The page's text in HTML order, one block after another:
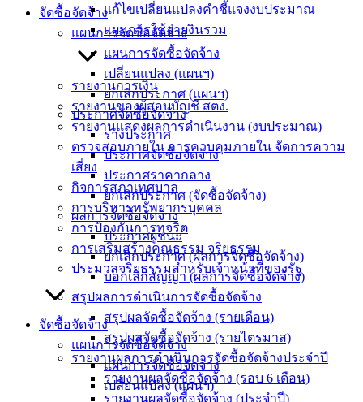
จัดซื้อจัดจ้าง
แผนการจัดซื้อจัดจ้าง
แผนการจัดซื้อจัดจ้าง
เปลี่ยนแปลง (แผนฯ)
ยกเลิกประกาศ (แผนฯ)
ประกาศจัดซื้อจัดจ้าง
ร่างประกาศ
ประกาศจัดซื้อจัดจ้าง
ประกาศราคากลาง
ยกเลิกประกาศ (จัดซื้อจัดจ้าง)
ผลการจัดซื้อจัดจ้าง
ประกาศผู้ชนะ
ยกเลิกประกาศ (ผลการจัดซื้อจัดจ้าง)
บอกเลิกสัญญา (ผลการจัดซื้อจัดจ้าง)
สรุปผลการดำเนินการจัดซื้อจัดจ้าง
สรุปผลจัดซื้อจัดจ้าง (รายเดือน)
สรุปผลจัดซื้อจัดจ้าง (รายไตรมาส)
รายงานผลการดำเนินการจัดซื้อจัดจ้างประจำปี
รายงานผลจัดซื้อจัดจ้าง (รอบ 6 เดือน)
รายงานผลจัดซื้อจัดจ้าง (ประจำปี)
แก้ไขเปลี่ยนแปลงคำชี้แจงงบประมาณ
แผนการใช้จ่ายงินรวม
รายงานการเงิน
รายงานของผู้สอบบัญชี สตง.
รายงานแสดงผลการดำเนินงาน (งบประมาณ)
ตรวจสอบภายใน การควบคุมภายใน จัดการความ
เสี่ยง
กิจการสภาเทศบาล
การบริหารทรัพยากรบุคคล
การป้องกันการทุจริต
การเสริมสร้างคุณธรรม จริยธรรม
ประมวลจริยธรรมสำหรับเจ้าหน้าที่ของรัฐ
จัดซื้อจัดจ้าง
แผนการจัดซื้อจัดจ้าง
แผนการจัดซื้อจัดจ้าง
เปลี่ยนแปลง (แผนฯ)
ผู้บริหาร
และ
หัวหน้า
ราชการ
สภา
เทศบาล
สงวนลิขสิทธิ์ © 2563 เทศบาลเมืองอ่างศิลา จังหวัดชลบุรี |
angsilacity.go.th | Powered byBuuscript